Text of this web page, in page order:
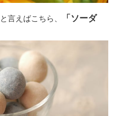
言えばこちら、
「ソーダ